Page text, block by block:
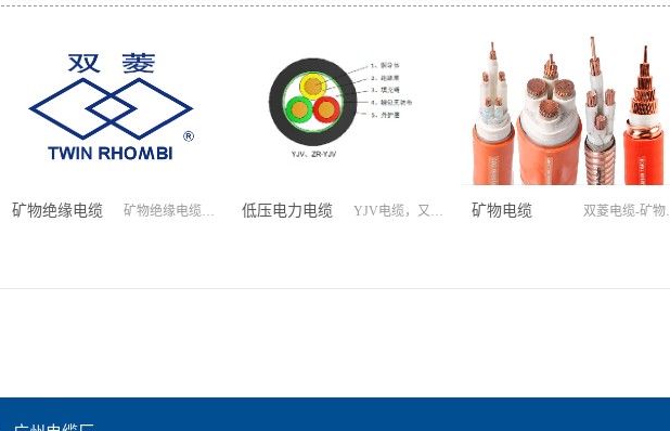
矿物绝缘电缆 矿物绝缘电缆，由电缆铜线、铜护套、氧化镁绝缘层等无机化合物构成的电缆。矿物绝缘电缆有哪些优点？以上，矿物绝缘电缆的简介、特性及应用，由广州电缆厂有限公司科普。 低压电力电缆 YJV电缆，又称交联聚乙烯绝缘聚氯乙烯护套电力电缆，低压电力电缆YJV是广州电缆有限公司生产最多的电缆，也是最常用的电力电缆之一，一般用作主电缆。 矿物电缆 双菱电缆-矿物绝缘电缆，是